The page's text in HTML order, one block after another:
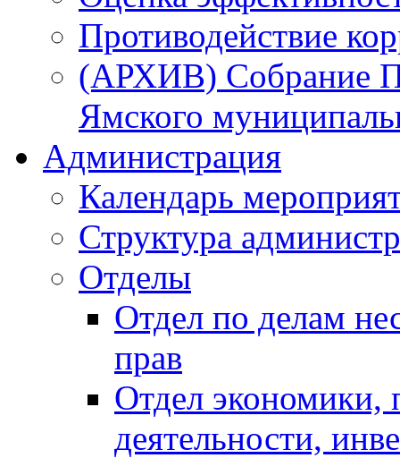
Противодействие
(АРХИВ) Собрание
Ямского
Администрация
Календарь
Структура
Отделы
Отдел по делам
прав
Отдел экономики,
деятельности,